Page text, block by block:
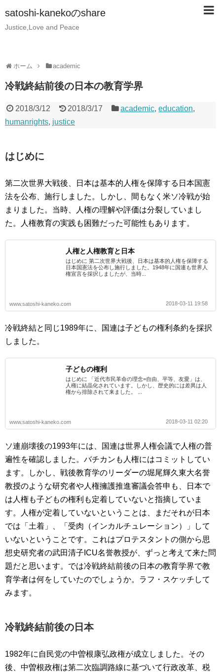
satoshi-kanekoのshare
Justice,Love and Peace
ホーム academic
冷戦終結前後の日本の教育学界
2018/3/12 2018/3/17 academic,education,
humanrights, justice
はじめに
第二次世界大戦後、日本は基本的人権を保障する日本国憲
法を公布、施行しました。しかし、間もなく米ソ冷戦が始
まりました。当時、人権の理解や評価は分裂していまし
た。人権教育の実践も困難だった可能性もあります。
人権と人権教育と日本
はじめに 第二次世界大戦後、日本は基本的人権を保障する
日本国憲法を公布し施行しました。1948年に国連も世界人
権宣言を採択しましたが、当時...
www.satoshi-kaneko.com 2018-03-11 19:58
冷戦終結と同じ1989年に、国連は子どもの権利条約を採択
しました。
子どもの権利
はじめに 「近代市民革命の理念=自由、平等、友愛」は、
人権に結晶化されています。しかし、歴史的には差異は人
権から排除されて来ました。 ...
www.satoshi-kaneko.com 2018-03-11 02:20
ソ連崩壊後の1993年には、国連は世界人権会議で人権の普
遍性を確認しました。バチカンも人権にはコミットしてい
ます。しかし、戦後教育学のリーダーの堀尾輝久東大名誉
教授のような研究者や人権擁護推進審議会答申も、日本で
は人権も子どもの権利も定着していないと指摘していま
す。人権が定着していないということは、まだそれが日本
では「土着」、「受肉（インカルチュレーション）」して
いないということです。これはプロテスタントの側から思
想史研究者の武田清子ICU名誉教授が、ずっと考えて来た問
題だと思います。では冷戦終結前後の日本の教育学界で教
育学者は何をしていたのでしょうか。ラフ・スケッチして
みます。
冷戦終結前後の日本
1982年に自民党の中曽根康弘政権が成立しました。その
後、中曽根政権は第二次臨調路線に基づいて行政改革、税